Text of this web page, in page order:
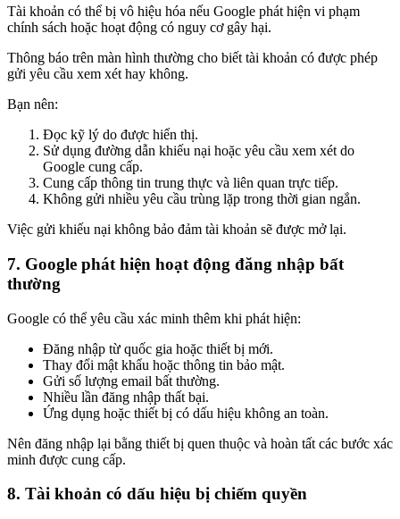
Tài khoản có thể bị vô hiệu hóa nếu Google phát hiện vi phạm
chính sách hoặc hoạt động có nguy cơ gây hại.
Thông báo trên màn hình thường cho biết tài khoản có được phép
gửi yêu cầu xem xét hay không.
Bạn nên:
Đọc kỹ lý do được hiển thị.
Sử dụng đường dẫn khiếu nại hoặc yêu cầu xem xét do
Google cung cấp.
Cung cấp thông tin trung thực và liên quan trực tiếp.
Không gửi nhiều yêu cầu trùng lặp trong thời gian ngắn.
Việc gửi khiếu nại không bảo đảm tài khoản sẽ được mở lại.
7. Google phát hiện hoạt động đăng nhập bất
thường
Google có thể yêu cầu xác minh thêm khi phát hiện:
Đăng nhập từ quốc gia hoặc thiết bị mới.
Thay đổi mật khẩu hoặc thông tin bảo mật.
Gửi số lượng email bất thường.
Nhiều lần đăng nhập thất bại.
Ứng dụng hoặc thiết bị có dấu hiệu không an toàn.
Nên đăng nhập lại bằng thiết bị quen thuộc và hoàn tất các bước xác
minh được cung cấp.
8. Tài khoản có dấu hiệu bị chiếm quyền